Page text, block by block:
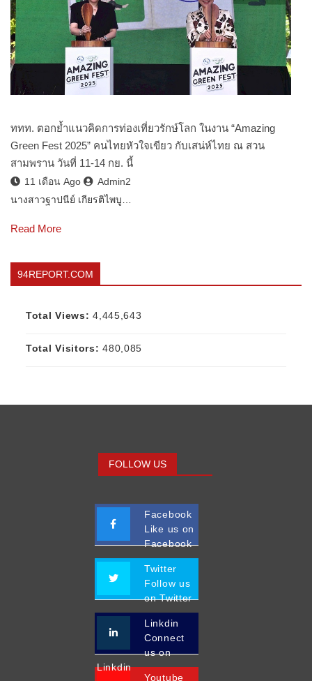
ททท. ตอกย้ำแนวคิดการท่องเที่ยวรักษ์โลก ในงาน “Amazing
Green Fest 2025” คนไทยหัวใจเขียว กับเสน่ห์ไทย ณ สวน
สามพราน วันที่ 11-14 กย. นี้
11 เดือน Ago
Admin2
นางสาวฐาปนีย์ เกียรติไพบู…
Read More
94REPORT.COM
Total Views:4,445,643
Total Visitors:480,085
FOLLOW US
Facebook
Like us on
Facebook
Twitter
Follow us
on Twitter
Linkdin
Connect
us on
Linkdin
Youtube